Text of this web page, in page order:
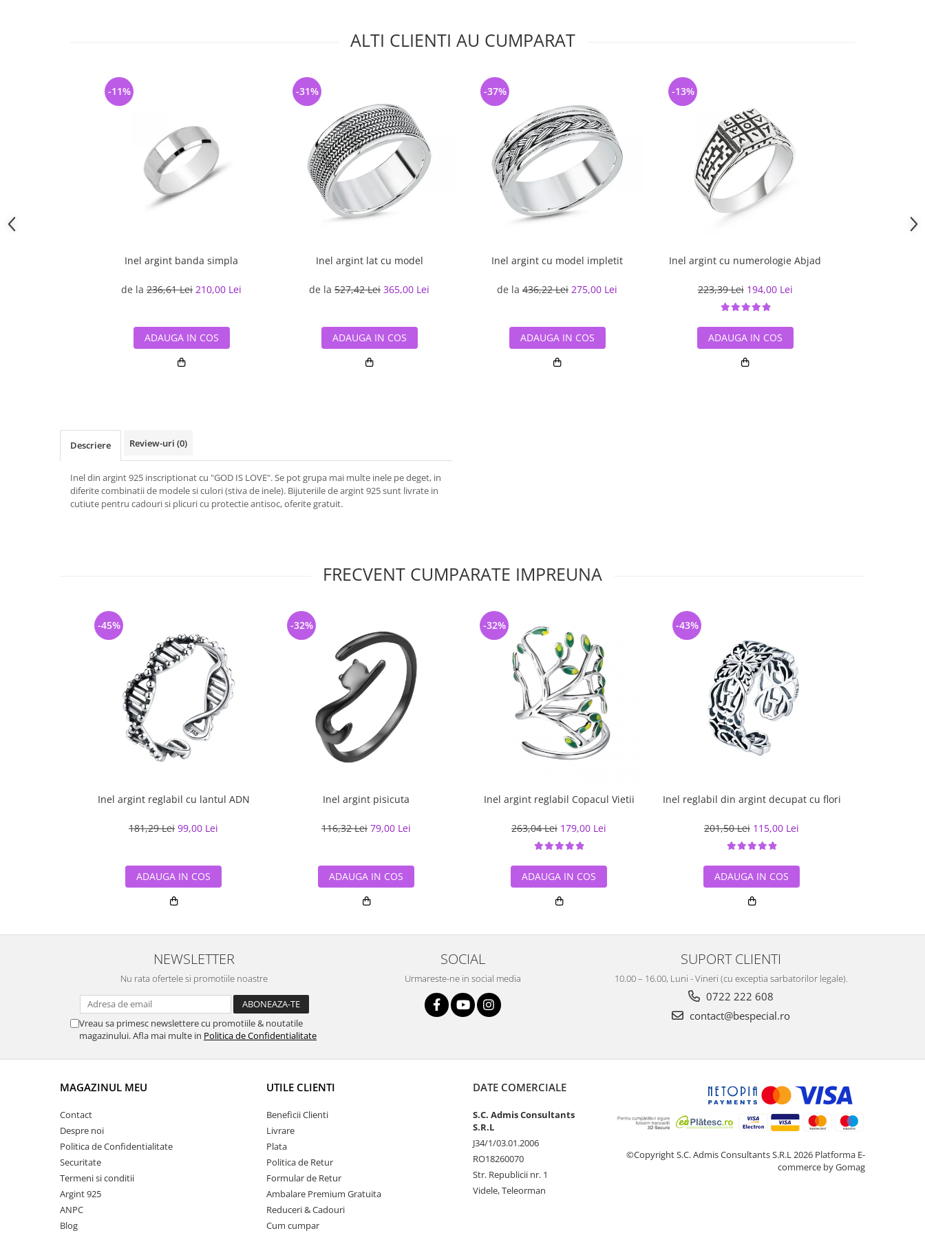
ALTI CLIENTI AU CUMPARAT
Inel argint banda simpla
de la 236,61 Lei 210,00 Lei
-11%
ADAUGA IN COS
Inel argint lat cu model
de la 527,42 Lei 365,00 Lei
-31%
ADAUGA IN COS
Inel argint cu model impletit
de la 436,22 Lei 275,00 Lei
-37%
ADAUGA IN COS
Inel argint cu numerologie Abjad
223,39 Lei 194,00 Lei
-13%
ADAUGA IN COS
Descriere Review-uri (0)
Inel din argint 925 inscriptionat cu "GOD IS LOVE". Se pot grupa mai multe inele pe deget, in
diferite combinatii de modele si culori (stiva de inele). Bijuteriile de argint 925 sunt livrate in
cutiute pentru cadouri si plicuri cu protectie antisoc, oferite gratuit.
FRECVENT CUMPARATE IMPREUNA
Inel argint reglabil cu lantul ADN
181,29 Lei 99,00 Lei
-45%
ADAUGA IN COS
Inel argint pisicuta
116,32 Lei 79,00 Lei
-32%
ADAUGA IN COS
Inel argint reglabil Copacul Vietii
263,04 Lei 179,00 Lei
-32%
ADAUGA IN COS
Inel reglabil din argint decupat cu flori
201,50 Lei 115,00 Lei
-43%
ADAUGA IN COS
NEWSLETTER
Nu rata ofertele si promotiile noastre
Vreau sa primesc newslettere cu promotiile & noutatile
magazinului. Afla mai multe in Politica de Confidentialitate
SOCIAL
Urmareste-ne in social media
SUPORT CLIENTI
10.00 – 16.00, Luni - Vineri (cu exceptia sarbatorilor legale).
0722 222 608
contact@bespecial.ro
MAGAZINUL MEU
Contact
Despre noi
Politica de Confidentialitate
Securitate
Termeni si conditii
Argint 925
ANPC
Blog
UTILE CLIENTI
Beneficii Clienti
Livrare
Plata
Politica de Retur
Formular de Retur
Ambalare Premium Gratuita
Reduceri & Cadouri
Cum cumpar
DATE COMERCIALE
S.C. Admis Consultants
S.R.L
J34/1/03.01.2006
RO18260070
Str. Republicii nr. 1
Videle, Teleorman
©Copyright S.C. Admis Consultants S.R.L 2026 Platforma E-
commerce by Gomag